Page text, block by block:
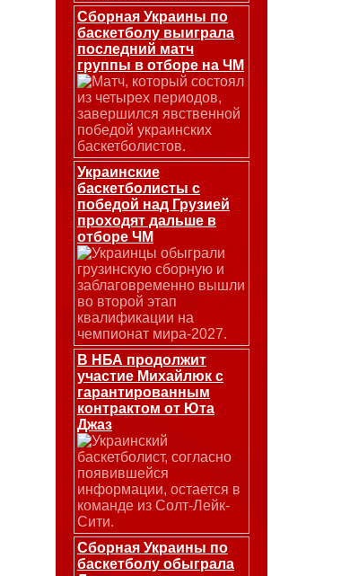
Сборная Украины по
баскетболу выиграла
последний матч
группы в отборе на ЧМ
Матч, который состоял
из четырех периодов,
завершился явственной
победой украинских
баскетболистов.
Украинские
баскетболисты с
победой над Грузией
проходят дальше в
отборе ЧМ
Украинцы обыграли
грузинскую сборную и
заблаговременно вышли
во второй этап
квалификации на
чемпионат мира-2027.
В НБА продолжит
участие Михайлюк с
гарантированным
контрактом от Юта
Джаз
Украинский
баскетболист, согласно
появившейся
информации, остается в
команде из Солт-Лейк-
Сити.
Сборная Украины по
баскетболу обыграла